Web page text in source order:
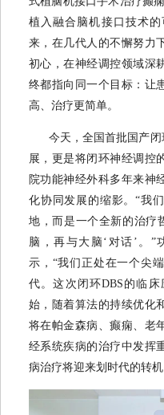
植入融合脑机接口技术
来，在几代人的不懈努力
初心，在神经调控领域深
终都指向同一个目标：让
高、治疗更简单。
今天，全国首批国产
展，更是将闭环神经调控
院功能神经外科多年来神
化协同发展的缩影。“我
地，而是一个全新的治
脑，再与大脑‘对话’。
示，“我们正处在一个尖
代。这次闭环DBS的临
始，随着算法的持续优化
将在帕金森病、癫痫、老
经系统疾病的治疗中发挥
病治疗将迎来划时代的转机